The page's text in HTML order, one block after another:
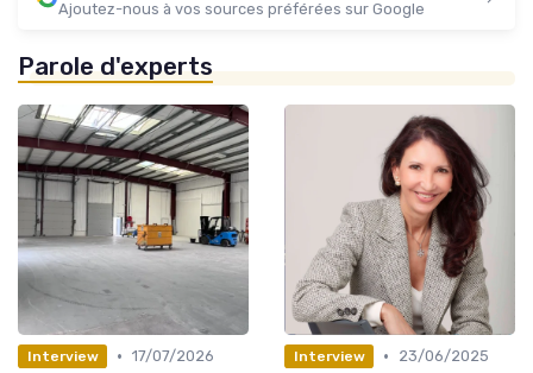
Ajoutez-nous à vos sources préférées sur Google
Parole d'experts
Interview • 17/07/2026
Interview •
23/06/2025